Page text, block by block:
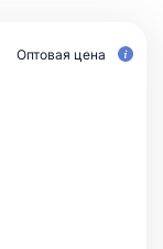
Оптовая цена